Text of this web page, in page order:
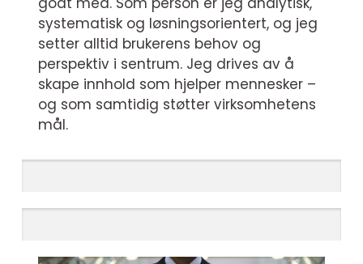
systematisk og løsningsorientert, og jeg
setter alltid brukerens behov og
perspektiv i sentrum. Jeg drives av å
skape innhold som hjelper mennesker –
og som samtidig støtter virksomhetens
mål.